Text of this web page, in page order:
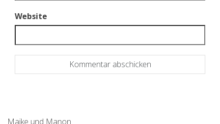
Website
Maike und Manon